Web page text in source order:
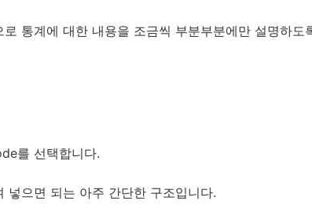
통계에 대한 내용을 조금씩 부분부분에만 설명하도
를 선택합니다.
넣으면 되는 아주 간단한 구조입니다.